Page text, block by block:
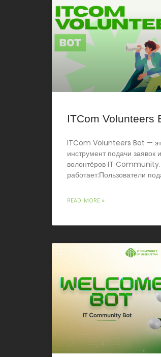
ITCom Volunteers
ITCom Volunteers Bot —
инструмент подачи заявок
волонтёров IT Community.
работает:Пользователи
READ MORE »